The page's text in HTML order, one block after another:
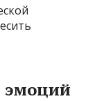
эмоций